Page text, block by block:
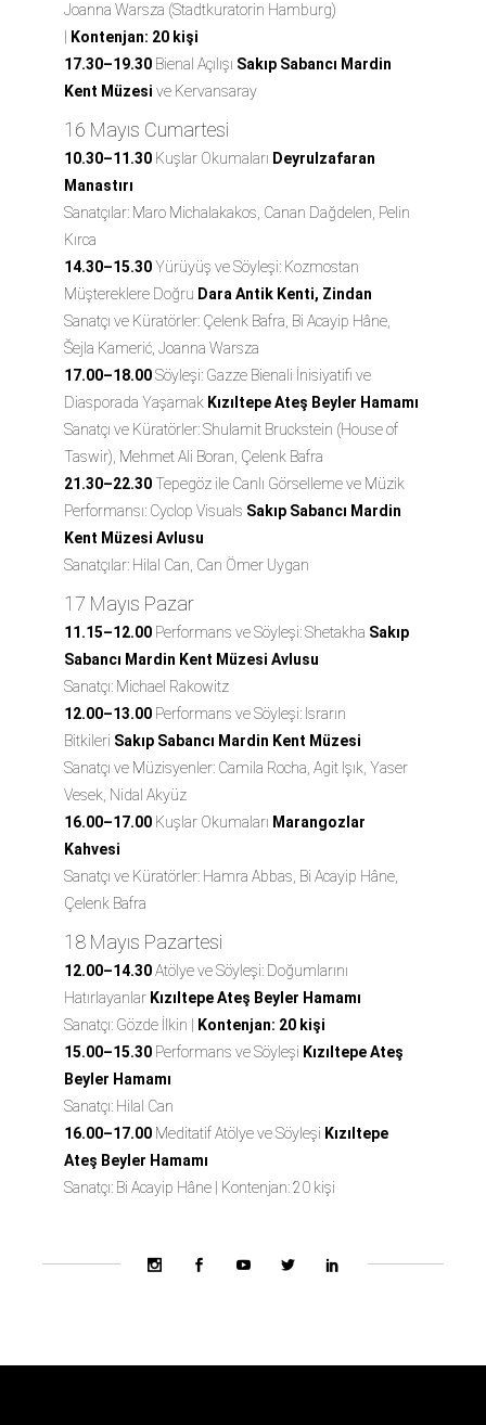
Joanna Warsza (Stadtkuratorin Hamburg)
Kontenjan: 20 kişi
17.30–19.30 Bienal Açılışı Sakıp Sabancı Mardin
Kent Müzesi ve Kervansaray
16 Mayıs Cumartesi
10.30–11.30 Kuşlar Okumaları Deyrulzafaran
Manastırı
Sanatçılar: Maro Michalakakos, Canan Dağdelen, Pelin
Kırca
14.30–15.30Yürüyüş ve Söyleşi: Kozmostan
Müştereklere Doğru Dara Antik Kenti, Zindan
Sanatçı ve Küratörler: Çelenk Bafra, Bi Acayip Hâne,
Šejla Kamerić, Joanna Warsza
17.00–18.00Söyleşi: Gazze Bienali İnisiyatifi ve
Diasporada Yaşamak Kızıltepe Ateş Beyler Hamamı
Sanatçı ve Küratörler: Shulamit Bruckstein (House of
Taswir), Mehmet Ali Boran, Çelenk Bafra
21.30–22.30Tepegöz ile Canlı Görselleme ve Müzik
Performansı: Cyclop Visuals Sakıp Sabancı Mardin
Kent Müzesi Avlusu
Sanatçılar: Hilal Can, Can Ömer Uygan
17 Mayıs Pazar
11.15–12.00 Performans ve Söyleşi: Shetakha Sakıp
Sabancı Mardin Kent Müzesi Avlusu
Sanatçı: Michael Rakowitz
12.00–13.00 Performans ve Söyleşi: Israrın
Bitkileri Sakıp Sabancı Mardin Kent Müzesi
Sanatçı ve Müzisyenler: Camila Rocha, Agit Işık, Yaser
Vesek, Nidal Akyüz
16.00–17.00 Kuşlar Okumaları Marangozlar
Kahvesi
Sanatçı ve Küratörler: Hamra Abbas, Bi Acayip Hâne,
Çelenk Bafra
18 Mayıs Pazartesi
12.00–14.30Atölye ve Söyleşi: Doğumlarını
Hatırlayanlar Kızıltepe Ateş Beyler Hamamı
Sanatçı: Gözde İlkin |
Kontenjan: 20 kişi
15.00–15.30 Performans ve Söyleşi Kızıltepe Ateş
Beyler Hamamı
Sanatçı: Hilal Can
16.00–17.00 Meditatif Atölye ve Söyleşi Kızıltepe
Ateş Beyler Hamamı
Sanatçı: Bi Acayip Hâne | Kontenjan: 20 kişi